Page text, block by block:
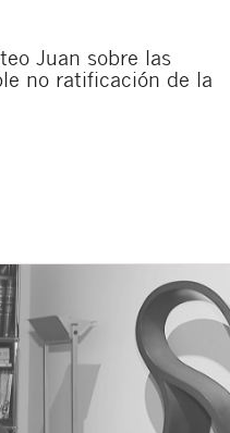
Juan sobre las
no ratificación de la